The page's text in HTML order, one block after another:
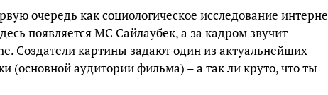
очередь как социологическое исследование
появляется МС Сайлаубек, а за кадром звучит
Создатели картины задают один из актуальнейших
(основной аудитории фильма) – а так ли круто, что ты